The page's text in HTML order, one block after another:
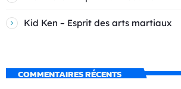
Kid Ken – Esprit des arts martiaux
COMMENTAIRES RÉCENTS